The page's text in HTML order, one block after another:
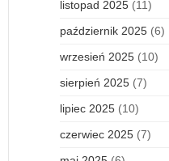
listopad 2025 (11)
październik 2025 (6)
wrzesień 2025 (10)
sierpień 2025 (7)
lipiec 2025 (10)
czerwiec 2025 (7)